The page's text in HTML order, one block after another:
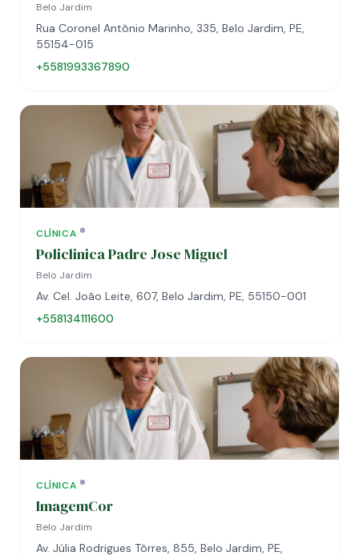
Belo Jardim
Rua Coronel Antônio Marinho, 335, Belo Jardim, PE,
55154-015
+5581993367890
CLÍNICA
Policlinica Padre Jose Miguel
Belo Jardim
Av. Cel. João Leite, 607, Belo Jardim, PE, 55150-001
+558134111600
CLÍNICA
ImagemCor
Belo Jardim
Av. Júlia Rodrigues Tôrres, 855, Belo Jardim, PE,